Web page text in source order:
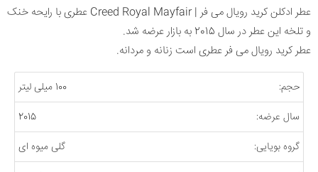
عطر ادکلن کرید رویال می فر | Creed Royal Mayfair عطری با رایحه خنک
و تلخه این عطر در سال 2015 به بازار عرضه شد.
عطر کرید رویال می فر عطری است زنانه و مردانه.
حجم:
100 میلی لیتر
سال عرضه:
2015
گروه بویایی:
گلی میوه ای